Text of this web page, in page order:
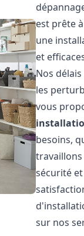
est prête
une
et
Nos
les
vous
besoins,
sécurité
sur nos